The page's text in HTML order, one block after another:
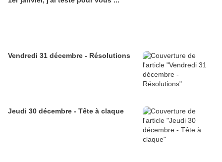
Vendredi 31 décembre - Résolutions
Jeudi 30 décembre - Tête à claque